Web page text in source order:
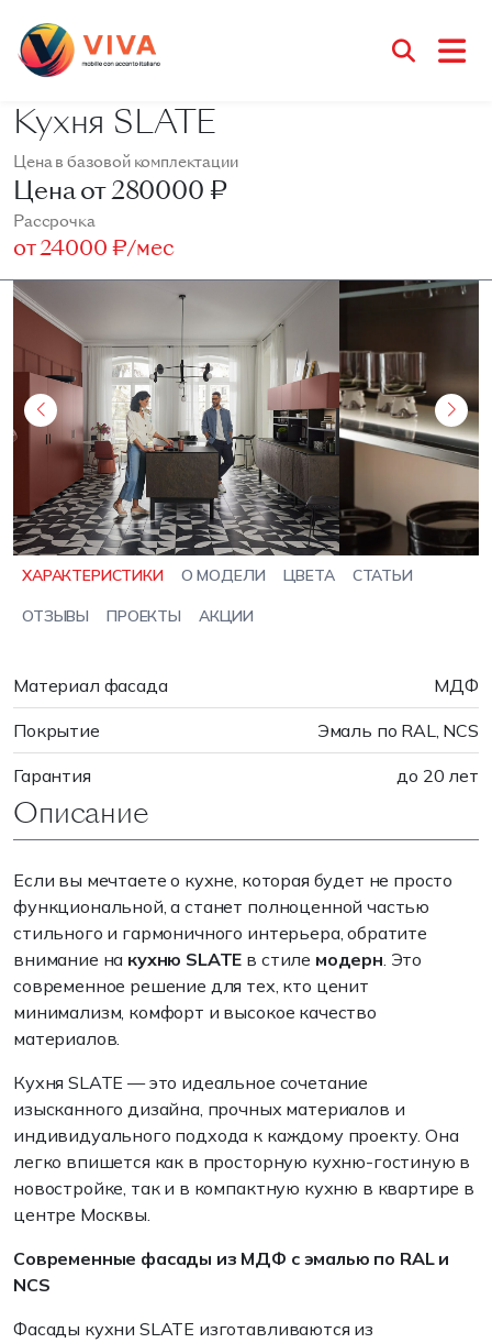
Кухня SLATE
Цена в базовой комплектации
Цена от280000 ₽
Рассрочка
от24000 ₽/мес
ХАРАКТЕРИСТИКИ О МОДЕЛИ ЦВЕТА СТАТЬИ
ОТЗЫВЫ ПРОЕКТЫ АКЦИИ
Материал фасада МДФ
Покрытие Эмаль по RAL, NCS
Гарантия до 20 лет
Описание
Если вы мечтаете о кухне, которая будет не просто
функциональной, а станет полноценной частью
стильного и гармоничного интерьера, обратите
внимание на кухню SLATE в стиле модерн. Это
современное решение для тех, кто ценит
минимализм, комфорт и высокое качество
материалов.
Кухня SLATE — это идеальное сочетание
изысканного дизайна, прочных материалов и
индивидуального подхода к каждому проекту. Она
легко впишется как в просторную кухню-гостиную в
новостройке, так и в компактную кухню в квартире в
центре Москвы.
Современные фасады из МДФ с эмалью по RAL и
NCS
Фасады кухни SLATE изготавливаются из